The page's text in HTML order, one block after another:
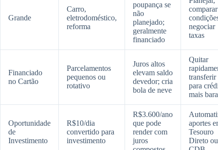
Grande
Carro,
eletrodoméstico,
reforma
poupança se
não
planejado;
geralmente
financiado
comparar
negociar
taxas
Financiado
no Cartão
Parcelamentos
pequenos ou
rotativo
Juros altos
elevam saldo
devedor; cria
bola de neve
Quitar
transferir
para
mais
Oportunidade
de
Investimento
R$10/dia
convertido para
investimento
R$3.600/ano
que pode
render com
juros
aportes
Tesouro
Direto ou